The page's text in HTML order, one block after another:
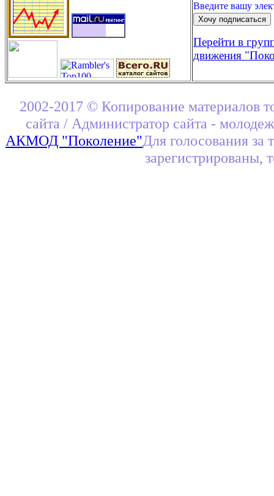
Введите вашу
Перейти в
движения
2002-2017 © Копирование материалов
сайта / Администратор сайта -
АКМОД "Поколение"Для голосования за
зарегистрированы,